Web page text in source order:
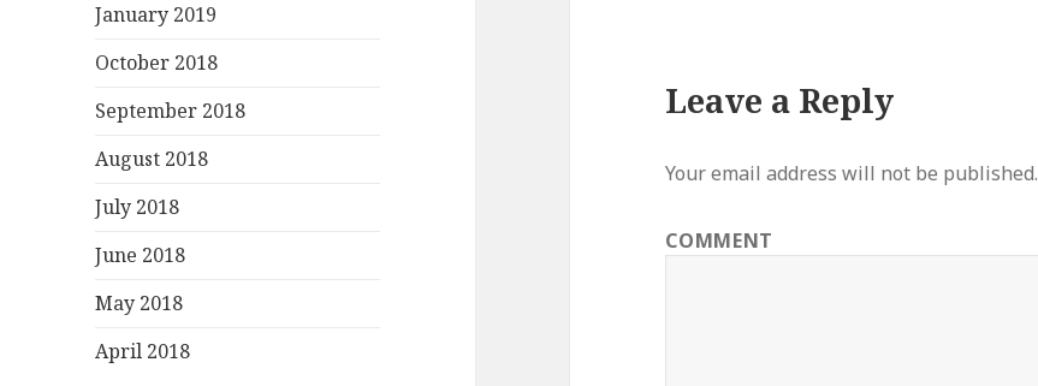
January 2019
October 2018
September 2018
August 2018
July 2018
June 2018
May 2018
April 2018
Leave a Reply
Your email address will not be published.
COMMENT